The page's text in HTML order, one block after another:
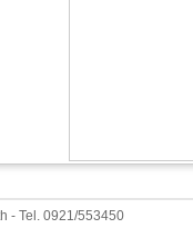
- Tel. 0921/553450